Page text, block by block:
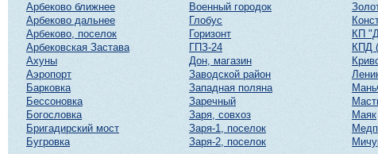
Арбеково ближнее
Арбеково дальнее
Арбеково, поселок
Арбековская Застава
Ахуны
Аэропорт
Барковка
Бессоновка
Богословка
Бригадирский мост
Бугровка
Военный городок
Глобус
Горизонт
ГПЗ-24
Дон, магазин
Заводской район
Западная поляна
Заречный
Заря, совхоз
Заря-1, поселок
Заря-2, поселок
КП
КПД
Маяк